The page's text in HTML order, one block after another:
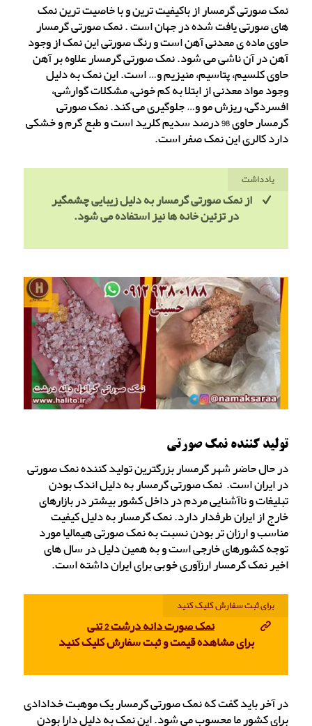
نمک صورتی گرمسار از باکیفیت ترین و با خاصیت ترین نمک
های صورتی یافت شده در جهان است . نمک صورتی گرمسار
حاوی ماده ی معدنی آهن است و رنگ صورتی این نمک از وجود
آهن در آن ناشی می شود. نمک صورتی گرمسار علاوه بر آهن
حاوی کلسیم، پتاسیم، منیزیم و… است. این نمک به دلیل
وجود مواد معدنی از ابتلا به کم خونی، مشکلات گوارشی،
افسردگی، ریزش مو و… جلوگیری می کند. نمک صورتی
گرمسار حاوی 98 درصد سدیم کلرید است و طبع گرم و خشکی
دارد کالری این نمک صفر است.
یادداشت
از نمک صورتی گرمسار به دلیل زیبایی چشمگیر
در تزئین خانه ها نیز استفاده می شود.
تولید کننده نمک صورتی
در حال حاضر شهر گرمسار بزرگترین تولید کننده نمک صورتی
در ایران است. نمک صورتی گرمسار به دلیل اندک بودن
تبلیغات و ناآشنایی مردم در داخل کشور بیشتر در بازارهای
خارج از ایران طرفدار دارد. نمک گرمسار به دلیل کیفیت
مناسب و ارزان تر بودن نسبت به نمک صورتی هیمالیا مورد
توجه کشورهای خارجی است و به همین دلیل در سال های
اخیر نمک گرمسار ارزآوری خوبی برای ایران داشته است.
برای ثبت سفارش کلیک کنید
نمک صورت دانه درشت 2 تنی
برای مشاهده قیمت و ثبت سفارش کلیک کنید
در آخر باید گفت که نمک صورتی گرمسار یک موهبت خدادادی
برای کشور ما محسوب می شود. این نمک به دلیل دارا بودن